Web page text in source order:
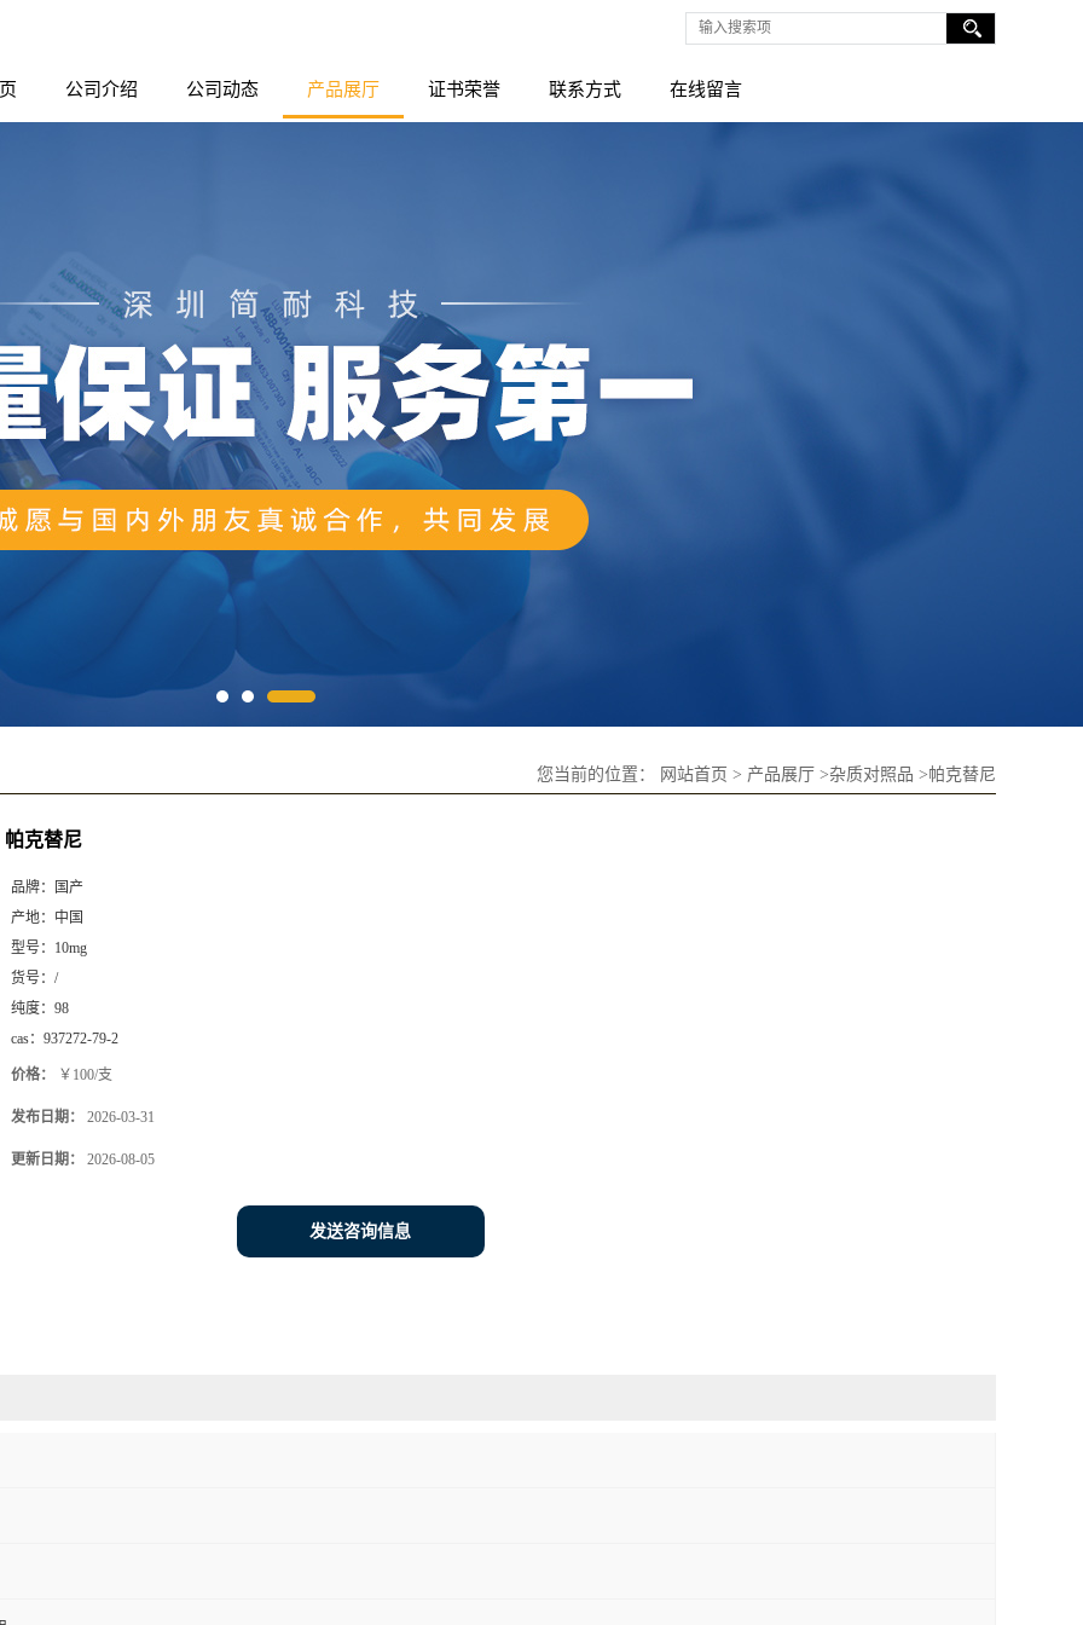
公司介绍 公司动态 产品展厅 证书荣誉 联系方式 在线留言
您当前的位置： 网站首页 > 产品展厅 >杂质对照品 >帕克替尼
帕克替尼
品牌：
国产
产地： 中国
型号： 10mg
货号： /
纯度： 98
cas： 937272-79-2
价格： ￥100/支
发布日期： 2026-03-31
更新日期： 2026-08-05
发送咨询信息